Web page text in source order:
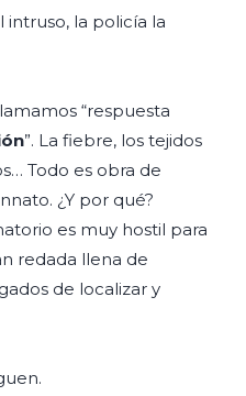
intruso, la policía la
“respuesta
”. La fiebre, los tejidos
Todo es obra de
¿Y por qué?
es muy hostil para
redada llena de
de localizar y